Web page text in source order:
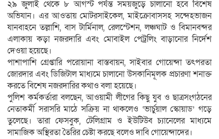
২৯ জুলাই থেকে ৮ আগস্ট পর্যন্ত সময়জুড়ে চালানো হবে বিশেষ
অভিযান। এর আওতায় মোটরসাইকেল, মাইক্রোবাসসহ সন্দেহভাজন
যানবাহনে তল্লাশি, বাস টার্মিনাল, রেলস্টেশন, লঞ্চঘাট ও বিমানবন্দর
এলাকায় কড়া নজরদারি এবং মোবাইল পেট্রলিং বাড়ানোর নির্দেশ
দেওয়া হয়েছে।
পাশাপাশি গ্রেপ্তারি পরোয়ানা বাস্তবায়ন, সাইবার গোয়েন্দা তৎপরতা
জোরদার এবং ডিজিটাল মাধ্যমে চালানো উসকানিমূলক প্রচারণা শনাক্ত
করতে বিশেষ নজরদারির কথাও বলা হয়েছে।
পুলিশ কর্মকর্তারা বলছেন, আওয়ামী লীগের কিছু যুব ও ছাত্রসংগঠনের
নেতাকর্মী সরাসরি মাঠে সক্রিয় না থাকলেও ‘ভার্চুয়াল স্কোয়াড’ গড়ে
তুলেছে। তারা ফেসবুক, টেলিগ্রাম ও ইউটিউব চ্যানেলের মাধ্যমে
সামাজিক অস্থিরতা তৈরির চেষ্টা করছে বলেও দাবি গোয়েন্দাদের।